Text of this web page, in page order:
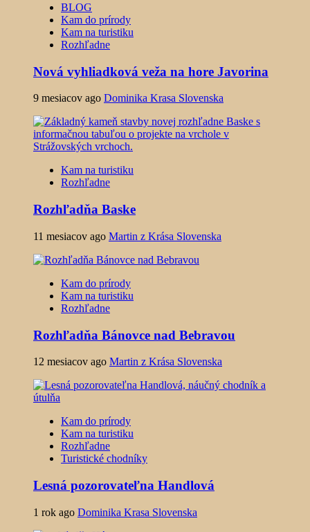
BLOG
Kam do prírody
Kam na turistiku
Rozhľadne
Nová vyhliadková veža na hore Javorina
9 mesiacov ago Dominika Krasa Slovenska
Kam na turistiku
Rozhľadne
Rozhľadňa Baske
11 mesiacov ago Martin z Krása Slovenska
Kam do prírody
Kam na turistiku
Rozhľadne
Rozhľadňa Bánovce nad Bebravou
12 mesiacov ago Martin z Krása Slovenska
Kam do prírody
Kam na turistiku
Rozhľadne
Turistické chodníky
Lesná pozorovateľna Handlová
1 rok ago Dominika Krasa Slovenska